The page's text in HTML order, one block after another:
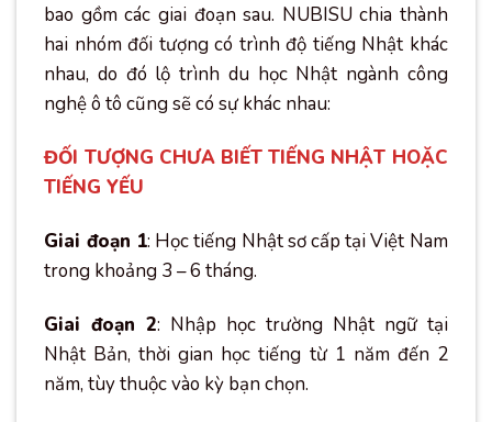
bao gồm các giai đoạn sau. NUBISU chia thành
hai nhóm đối tượng có trình độ tiếng Nhật khác
nhau, do đó lộ trình du học Nhật ngành công
nghệ ô tô cũng sẽ có sự khác nhau:
ĐỐI TƯỢNG CHƯA BIẾT TIẾNG NHẬT HOẶC
TIẾNG YẾU
Giai đoạn 1: Học tiếng Nhật sơ cấp tại Việt Nam
trong khoảng 3 – 6 tháng.
Giai đoạn 2: Nhập học trường Nhật ngữ tại
Nhật Bản, thời gian học tiếng từ 1 năm đến 2
năm, tùy thuộc vào kỳ bạn chọn.